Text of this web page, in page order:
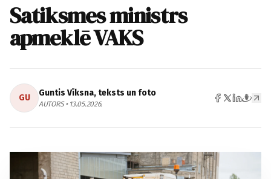
Satiksmes ministrs
apmeklē VAKS
GU Guntis Vīksna, teksts un foto
AUTORS • 13.05.2026.